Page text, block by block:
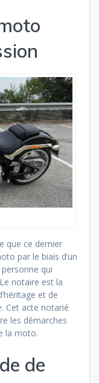
que ce dernier
par le biais d’un
qui
notaire est la
et de
Cet acte notarié
les démarches
la moto.
de